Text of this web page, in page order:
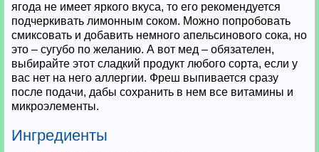
ягода не имеет яркого вкуса, то его рекомендуется
подчеркивать лимонным соком. Можно попробовать
смиксовать и добавить немного апельсинового сока, но
это – сугубо по желанию. А вот мед – обязателен,
выбирайте этот сладкий продукт любого сорта, если у
вас нет на него аллергии. Фреш выпивается сразу
после подачи, дабы сохранить в нем все витамины и
микроэлементы.
Ингредиенты